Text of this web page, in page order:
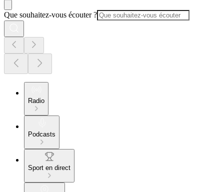
Que souhaitez-vous écouter ?
Radio
Podcasts
Sport en direct